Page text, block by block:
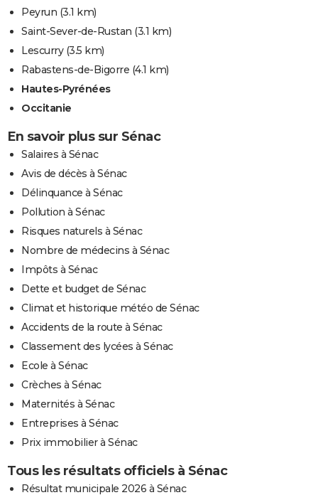
Peyrun (3.1 km)
Saint-Sever-de-Rustan (3.1 km)
Lescurry(3.5 km)
Rabastens-de-Bigorre (4.1 km)
Hautes-Pyrénées
Occitanie
En savoir plus sur Sénac
Salaires à Sénac
Avis de décès à Sénac
Délinquance à Sénac
Pollution à Sénac
Risques naturels à Sénac
Nombre de médecins à Sénac
Impôts à Sénac
Dette et budget de Sénac
Climat et historique météo de Sénac
Accidents de la route à Sénac
Classement des lycées à Sénac
Ecole à Sénac
Crèches à Sénac
Maternités à Sénac
Entreprises à Sénac
Prix immobilier à Sénac
Tous les résultats officiels à Sénac
Résultat municipale 2026 à Sénac